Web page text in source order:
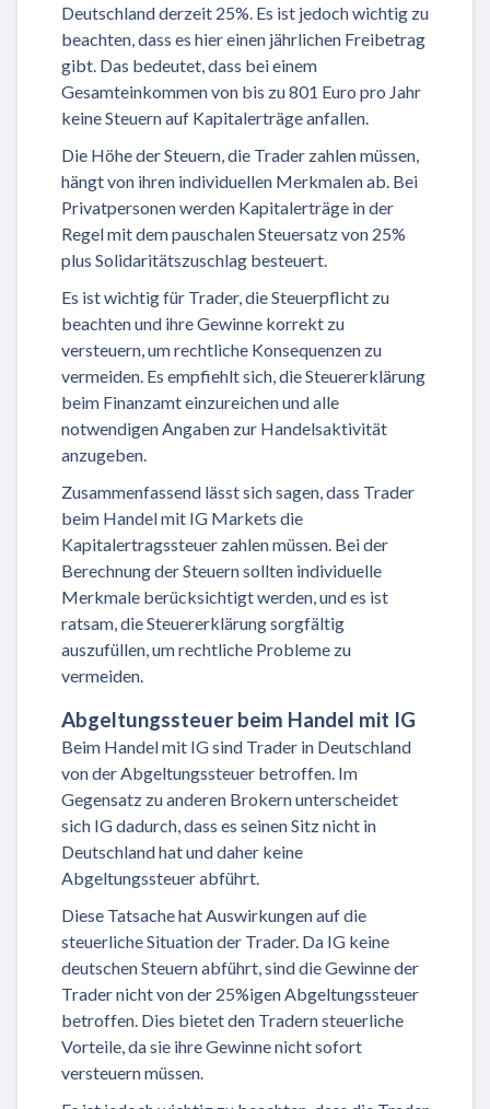
Deutschland derzeit 25%. Es ist jedoch wichtig zu
beachten, dass es hier einen jährlichen Freibetrag
gibt. Das bedeutet, dass bei einem
Gesamteinkommen von bis zu 801 Euro pro Jahr
keine Steuern auf Kapitalerträge anfallen.
Die Höhe der Steuern, die Trader zahlen müssen,
hängt von ihren individuellen Merkmalen ab. Bei
Privatpersonen werden Kapitalerträge in der
Regel mit dem pauschalen Steuersatz von 25%
plus Solidaritätszuschlag besteuert.
Es ist wichtig für Trader, die Steuerpflicht zu
beachten und ihre Gewinne korrekt zu
versteuern, um rechtliche Konsequenzen zu
vermeiden. Es empfiehlt sich, die Steuererklärung
beim Finanzamt einzureichen und alle
notwendigen Angaben zur Handelsaktivität
anzugeben.
Zusammenfassend lässt sich sagen, dass Trader
beim Handel mit IG Markets die
Kapitalertragssteuer zahlen müssen. Bei der
Berechnung der Steuern sollten individuelle
Merkmale berücksichtigt werden, und es ist
ratsam, die Steuererklärung sorgfältig
auszufüllen, um rechtliche Probleme zu
vermeiden.
Abgeltungssteuer beim Handel mit IG
Beim Handel mit IG sind Trader in Deutschland
von der Abgeltungssteuer betroffen. Im
Gegensatz zu anderen Brokern unterscheidet
sich IG dadurch, dass es seinen Sitz nicht in
Deutschland hat und daher keine
Abgeltungssteuer abführt.
Diese Tatsache hat Auswirkungen auf die
steuerliche Situation der Trader. Da IG keine
deutschen Steuern abführt, sind die Gewinne der
Trader nicht von der 25%igen Abgeltungssteuer
betroffen. Dies bietet den Tradern steuerliche
Vorteile, da sie ihre Gewinne nicht sofort
versteuern müssen.